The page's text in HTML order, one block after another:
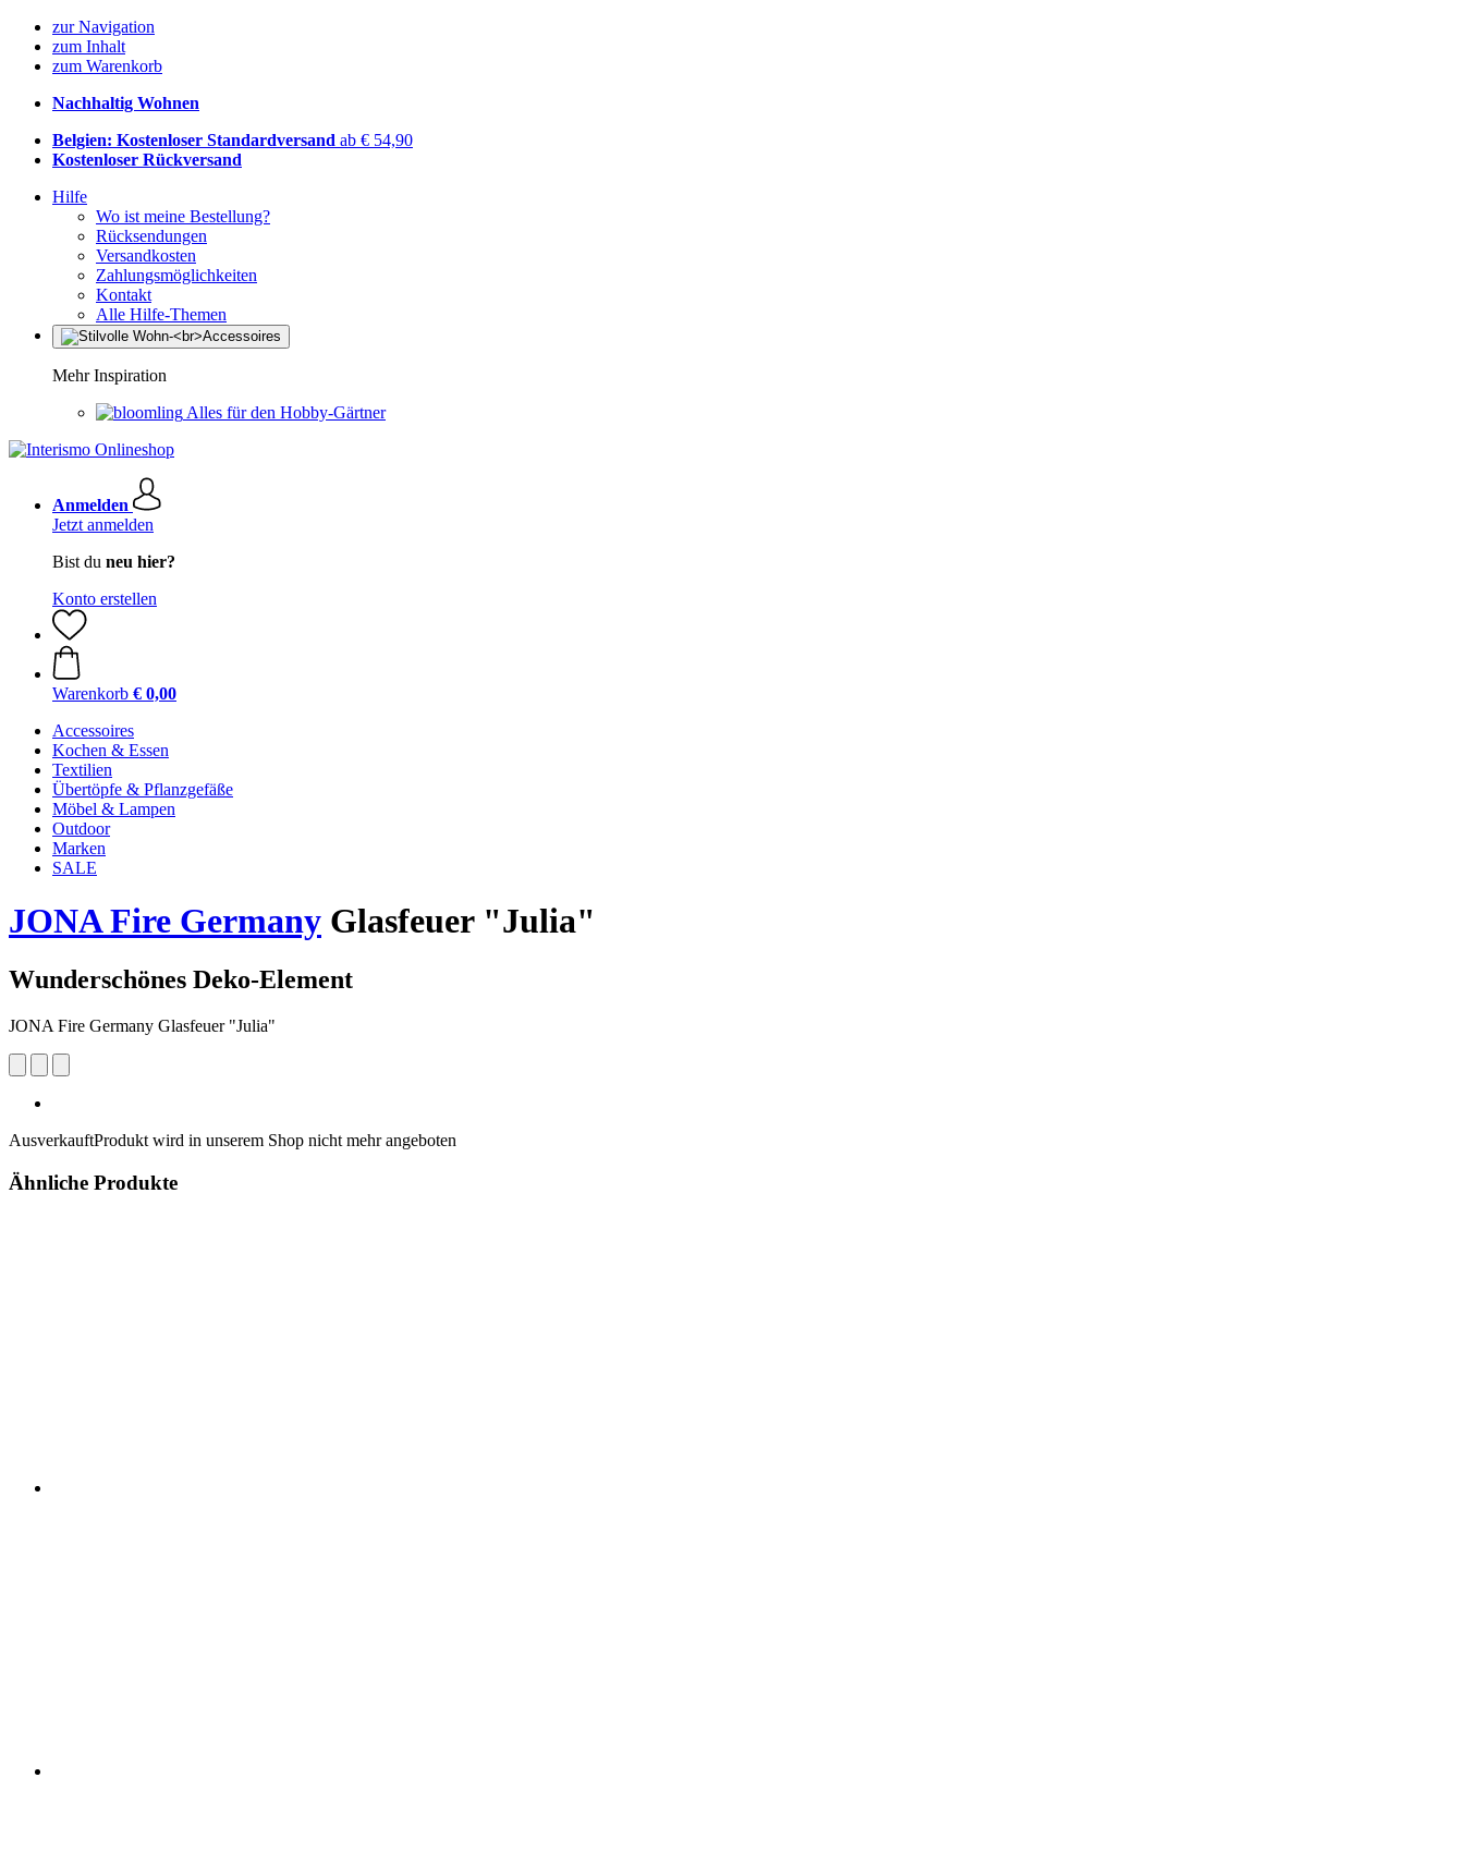
zur Navigation
zum Inhalt
zum Warenkorb
Nachhaltig Wohnen
Belgien: Kostenloser Standardversand ab € 54,90
Kostenloser Rückversand
Hilfe
Wo ist meine Bestellung?
Rücksendungen
Versandkosten
Zahlungsmöglichkeiten
Kontakt
Alle Hilfe-Themen
Mehr Inspiration
Alles für den Hobby-Gärtner
Anmelden
Jetzt anmelden
Bist du neu hier?
Konto erstellen
Warenkorb € 0,00
Accessoires
Kochen & Essen
Textilien
Übertöpfe & Pflanzgefäße
Möbel & Lampen
Outdoor
Marken
SALE
JONA Fire Germany Glasfeuer "Julia"
Wunderschönes Deko-Element
JONA Fire Germany Glasfeuer "Julia"
AusverkauftProdukt wird in unserem Shop nicht mehr angeboten
Ähnliche Produkte